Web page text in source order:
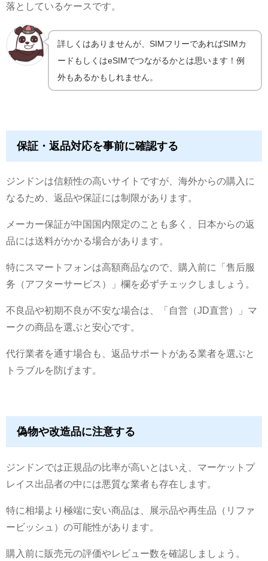
落としているケースです。
詳しくはありませんが、SIMフリーであればSIMカ
ードもしくはeSIMでつながるかとは思います！例
外もあるかもしれません。
保証・返品対応を事前に確認する
ジンドンは信頼性の高いサイトですが、海外からの購入に
なるため、返品や保証には制限があります。
メーカー保証が中国国内限定のことも多く、日本からの返
品には送料がかかる場合があります。
特にスマートフォンは高額商品なので、購入前に「售后服
务（アフターサービス）」欄を必ずチェックしましょう。
不良品や初期不良が不安な場合は、「自営（JD直営）」マ
ークの商品を選ぶと安心です。
代行業者を通す場合も、返品サポートがある業者を選ぶと
トラブルを防げます。
偽物や改造品に注意する
ジンドンでは正規品の比率が高いとはいえ、マーケットプ
レイス出品者の中には悪質な業者も存在します。
特に相場より極端に安い商品は、展示品や再生品（リファ
ービッシュ）の可能性があります。
購入前に販売元の評価やレビュー数を確認しましょう。